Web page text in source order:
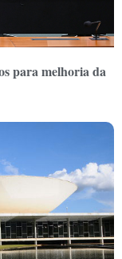
para melhoria da